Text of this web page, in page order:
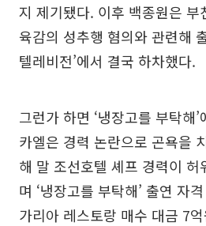
지 제기됐다. 이후 백종원은 부
육감의 성추행 혐의와 관련해
텔레비전’에서 결국 하차했다.
그런가 하면 ‘냉장고를 부탁해
카엘은 경력 논란으로 곤욕을
해 말 조선호텔 셰프 경력이 허
며 ‘냉장고를 부탁해’ 출연 자
가리아 레스토랑 매수 대금 7